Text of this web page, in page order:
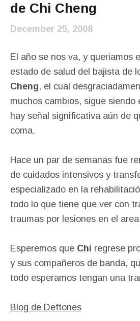
de Chi Cheng
December 25, 2008
El año se nos va, y queriamos
estado de salud del bajista de
Cheng, el cual
muchos cambios, sigue siendo
hay señal significativa aún de
coma.
Hace un par de semanas fue
de cuidados intensivos y
especializado en la
todo lo que tiene que ver con
traumas por lesiones en el
Esperemos que Chi regrese
y sus compañeros de banda,
todo esperamos tengan una
Blog de Deftones